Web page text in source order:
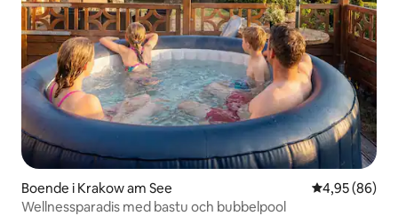
Boende i Krakow am See 4,95 av 5 i
4,95 (86)
Wellnessparadis med bastu och bubbelpool